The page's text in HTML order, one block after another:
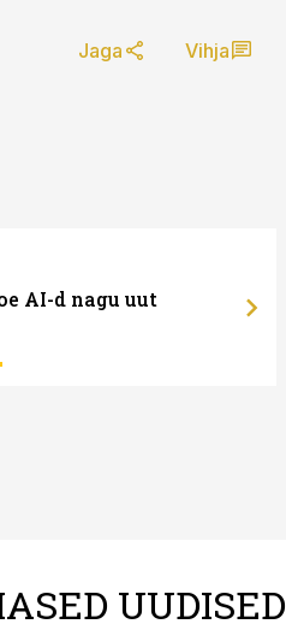
Jaga Vihja
AI-d nagu uut
UUDISED